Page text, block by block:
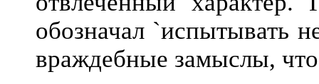
обозначал `испытывать
враждебные замыслы,